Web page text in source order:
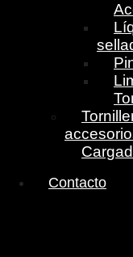
Contacto